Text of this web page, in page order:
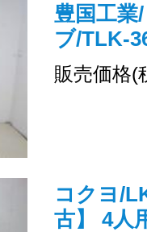
豊国工業
ブ/TLK-
販売価格(
コクヨ/
古】 4人